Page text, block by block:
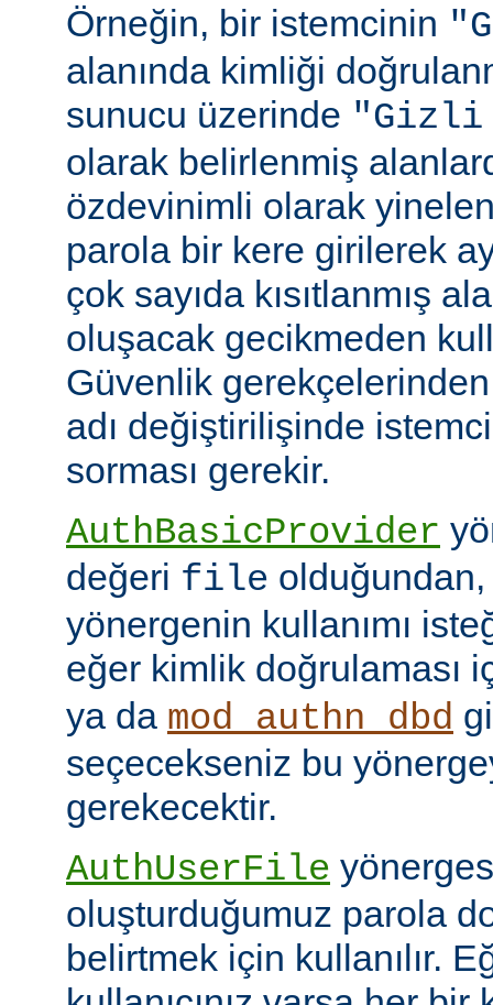
Örneğin, bir istemcinin
alanında kimliği
sunucu üzerinde "Gizli
olarak belirlenmiş
özdevinimli olarak
parola bir kere girilerek
çok sayıda kısıtlanmış
oluşacak gecikmeden
Güvenlik
adı değiştirilişinde
sorması gerekir.
AuthBasicProvider
değeri file
yönergenin kullanımı
eğer kimlik doğrulaması
ya da mod_authn_dbd
seçecekseniz bu
gerekecektir.
AuthUserFile
oluşturduğumuz parola
belirtmek için kullanılır.